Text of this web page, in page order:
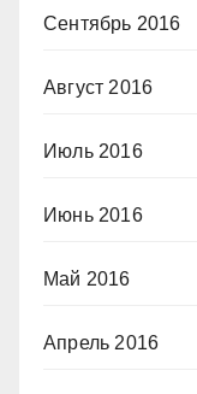
Сентябрь 2016
Август 2016
Июль 2016
Июнь 2016
Май 2016
Апрель 2016